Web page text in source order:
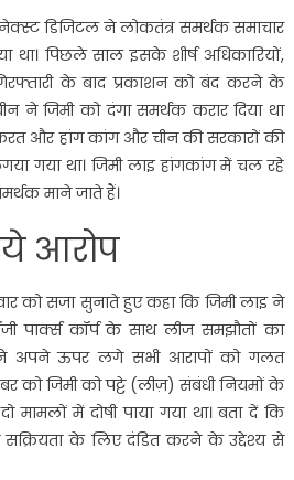
डिजिटल ने लोकतंत्र समर्थक समाचार
था। पिछले साल इसके शीर्ष अधिकारियों,
के बाद प्रकाशन को बंद करने के
ने जिमी को दंगा समर्थक करार दिया था
और हांग कांग और चीन की सरकारों की
गया था। जिमी लाइ हांगकांग में चल रहे
माने जाते हैं।
आरोप
को सजा सुनाते हुए कहा कि जिमी लाइ ने
पार्क्स कॉर्प के साथ लीज समझौतों का
ने अपने ऊपर लगे सभी आरापों को गलत
को जिमी को पट्टे (लीज़) संबंधी नियमों के
में दोषी पाया गया था। बता दें कि
सक्रियता के लिए दंडित करने के उद्देश्य से